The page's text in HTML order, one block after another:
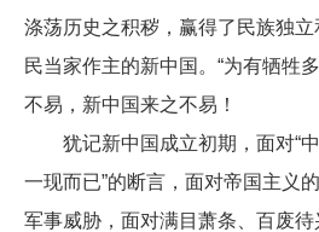
涤荡历史之积秽，赢得了民族独立
民当家作主的新中国。“为有牺牲
不易，新中国来之不易！
犹记新中国成立初期，面对“中
一现而已”的断言，面对帝国主义
军事威胁，面对满目萧条、百废待